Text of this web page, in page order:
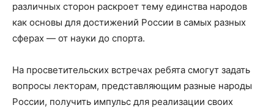
различных сторон раскроет тему единства народов
как основы для достижений России в самых разных
сферах — от науки до спорта.
На просветительских встречах ребята смогут задать
вопросы лекторам, представляющим разные народы
России, получить импульс для реализации своих